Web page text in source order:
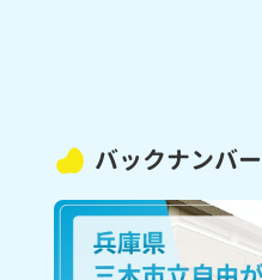
バックナンバー